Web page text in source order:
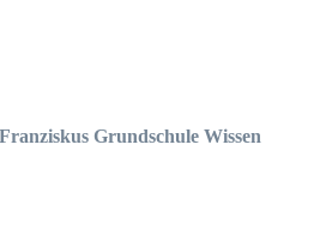
Grundschule Wissen